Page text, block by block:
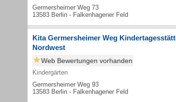
Germersheimer Weg 73
13583 Berlin - Falkenhagener Feld
Kita Germersheimer Weg
Nordwest
Web Bewertungen vorhanden
Kindergärten
Germersheimer Weg 93
13583 Berlin - Falkenhagener Feld